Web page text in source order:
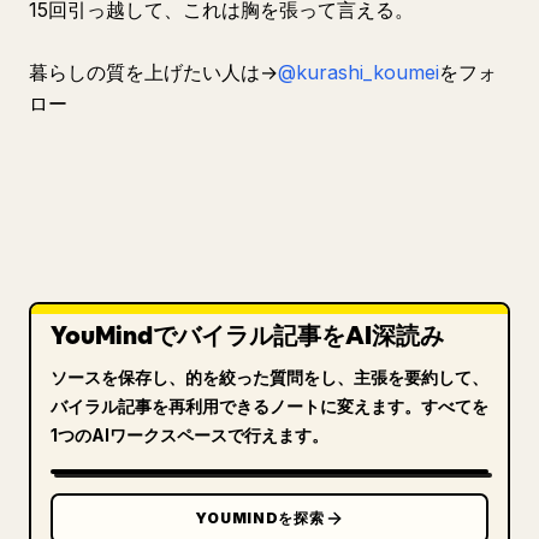
15回引っ越して、これは胸を張って言える。
暮らしの質を上げたい人は→@kurashi_koumeiをフォ
ロー
YouMindでバイラル記事をAI深読み
ソースを保存し、的を絞った質問をし、主張を要約して、
バイラル記事を再利用できるノートに変えます。すべてを
1つのAIワークスペースで行えます。
YOUMINDを探索